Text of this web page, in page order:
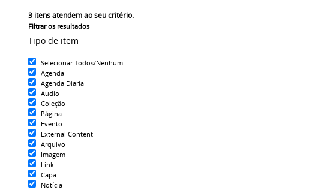
3itens atendem ao seu critério.
Filtrar os resultados
Tipo de item
Selecionar Todos/Nenhum
Agenda
Agenda Diaria
Audio
Coleção
Página
Evento
External Content
Arquivo
Imagem
Link
Capa
Notícia